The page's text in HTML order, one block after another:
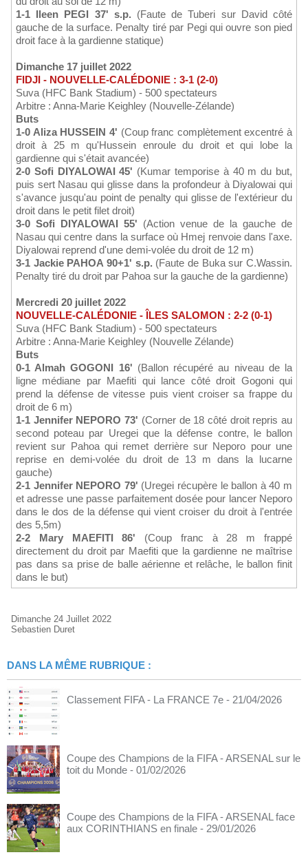
1-1 Ileen PEGI 37' s.p. (Faute de Tuberi sur David côté
gauche de la surface. Penalty tiré par Pegi qui ouvre son pied
droit face à la gardienne statique)
Dimanche 17 juillet 2022
FIDJI - NOUVELLE-CALÉDONIE : 3-1 (2-0)
Suva (HFC Bank Stadium) - 500 spectateurs
Arbitre : Anna-Marie Keighley (Nouvelle-Zélande)
Buts
1-0 Aliza HUSSEIN 4' (Coup franc complètement excentré à
droit à 25 m qu'Hussein enroule du droit et qui lobe la
gardienne qui s'était avancée)
2-0 Sofi DIYALOWAI 45' (Kumar temporise à 40 m du but,
puis sert Nasau qui glisse dans la profondeur à Diyalowai qui
s'avance jusqu'au point de penalty qui glisse de l'extérieur du
droit dans le petit filet droit)
3-0 Sofi DIYALOWAI 55' (Action venue de la gauche de
Nasau qui centre dans la surface où Hmej renvoie dans l'axe.
Diyalowai reprend d'une demi-volée du droit de 12 m)
3-1 Jackie PAHOA 90+1' s.p. (Faute de Buka sur C.Wassin.
Penalty tiré du droit par Pahoa sur la gauche de la gardienne)
Mercredi 20 juillet 2022
NOUVELLE-CALÉDONIE - ÎLES SALOMON : 2-2 (0-1)
Suva (HFC Bank Stadium) - 500 spectateurs
Arbitre : Anna-Marie Keighley (Nouvelle Zélande)
Buts
0-1 Almah GOGONI 16' (Ballon récupéré au niveau de la
ligne médiane par Maefiti qui lance côté droit Gogoni qui
prend la défense de vitesse puis vient croiser sa frappe du
droit de 6 m)
1-1 Jennifer NEPORO 73' (Corner de 18 côté droit repris au
second poteau par Uregei que la défense contre, le ballon
revient sur Pahoa qui remet derrière sur Neporo pour une
reprise en demi-volée du droit de 13 m dans la lucarne
gauche)
2-1 Jennifer NEPORO 79' (Uregei récupère le ballon à 40 m
et adresse une passe parfaitement dosée pour lancer Neporo
dans le dos de la défense qui vient croiser du droit à l'entrée
des 5,5m)
2-2 Mary MAEFITI 86' (Coup franc à 28 m frappé
directement du droit par Maefiti que la gardienne ne maîtrise
pas dans sa prise de balle aérienne et relâche, le ballon finit
dans le but)
Dimanche 24 Juillet 2022
Sebastien Duret
DANS LA MÊME RUBRIQUE :
Classement FIFA - La FRANCE 7e - 21/04/2026
Coupe des Champions de la FIFA - ARSENAL sur le
toit du Monde - 01/02/2026
Coupe des Champions de la FIFA - ARSENAL face
aux CORINTHIANS en finale - 29/01/2026